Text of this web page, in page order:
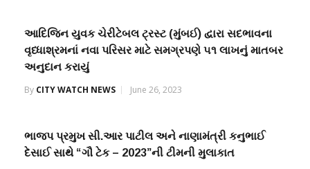
આદિજિન યુવક ચેરીટેબલ ટ્રસ્ટ (મુંબઈ) દ્વારા સદભાવના
વૃધ્ધાશ્રમનાં નવા પરિસર માટે સમગ્રપણે ૫૧ લાખનું માતબર
અનુદાન કરાયું
By CITY WATCH NEWS June 26, 2023
ભાજપ પ્રમુખ સી.આર પાટીલ અને નાણામંત્રી કનુભાઈ
દેસાઈ સાથે “ગૌ ટેક – 2023”ની ટીમની મુલાકાત